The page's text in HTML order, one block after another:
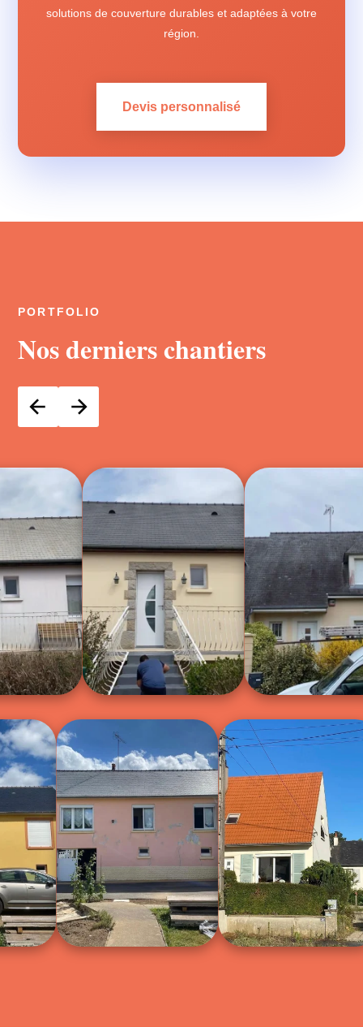
solutions de couverture durables et adaptées à votre
région.
Devis personnalisé
PORTFOLIO
Nos derniers chantiers